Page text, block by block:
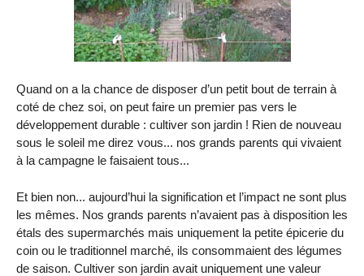
Quand on a la chance de disposer d’un petit bout de terrain à
coté de chez soi, on peut faire un premier pas vers le
développement durable : cultiver son jardin ! Rien de nouveau
sous le soleil me direz vous... nos grands parents qui vivaient
à la campagne le faisaient tous...
Et bien non... aujourd’hui la signification et l’impact ne sont plus
les mêmes. Nos grands parents n’avaient pas à disposition les
étals des supermarchés mais uniquement la petite épicerie du
coin ou le traditionnel marché, ils consommaient des légumes
de saison. Cultiver son jardin avait uniquement une valeur